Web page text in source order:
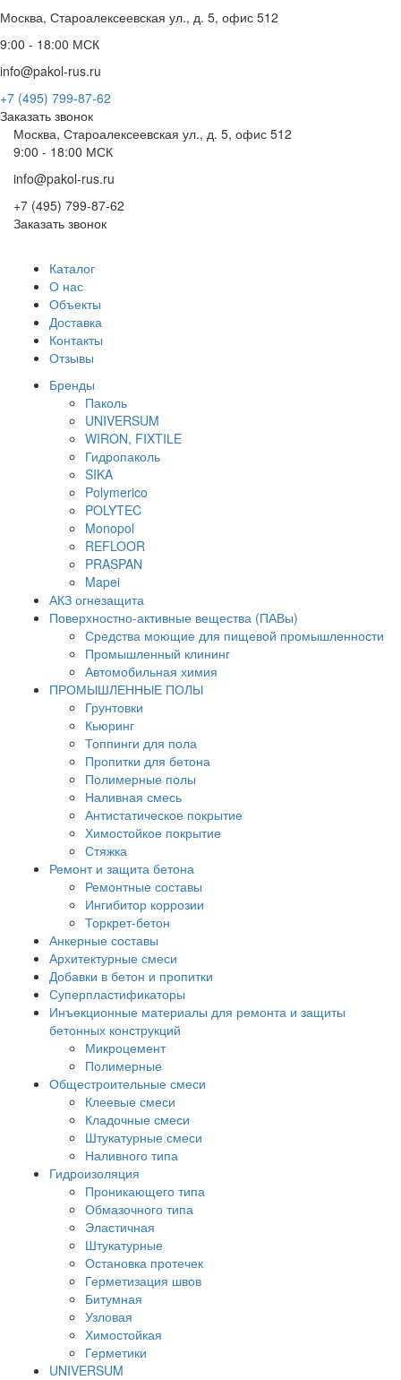
Москва, Староалексеевская ул., д. 5, офис 512
9:00 - 18:00 МСК
info@pakol-rus.ru
+7 (495) 799-87-62
Заказать звонок
Москва, Староалексеевская ул., д. 5, офис 512
9:00 - 18:00 МСК
info@pakol-rus.ru
+7 (495) 799-87-62
Заказать звонок
Каталог
О нас
Объекты
Доставка
Контакты
Отзывы
Бренды
Паколь
UNIVERSUM
WIRON, FIXTILE
Гидропаколь
SIKA
Polymerico
POLYTEC
Monopol
REFLOOR
PRASPAN
Mapei
АКЗ огнезащита
Поверхностно-активные вещества (ПАВы)
Средства моющие для пищевой промышленности
Промышленный клининг
Автомобильная химия
ПРОМЫШЛЕННЫЕ ПОЛЫ
Грунтовки
Кьюринг
Топпинги для пола
Пропитки для бетона
Полимерные полы
Наливная смесь
Антистатическое покрытие
Химостойкое покрытие
Стяжка
Ремонт и защита бетона
Ремонтные составы
Ингибитор коррозии
Торкрет-бетон
Анкерные составы
Архитектурные смеси
Добавки в бетон и пропитки
Суперпластификаторы
Инъекционные материалы для ремонта и защиты
бетонных конструкций
Микроцемент
Полимерные
Общестроительные смеси
Клеевые смеси
Кладочные смеси
Штукатурные смеси
Наливного типа
Гидроизоляция
Проникающего типа
Обмазочного типа
Эластичная
Штукатурные
Остановка протечек
Герметизация швов
Битумная
Узловая
Химостойкая
Герметики
UNIVERSUM